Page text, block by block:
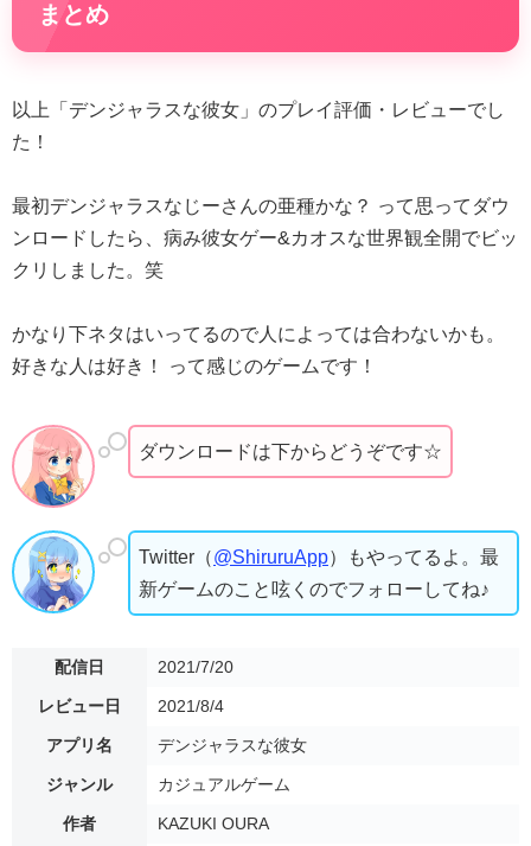
まとめ
以上「デンジャラスな彼女」のプレイ評価・レビューでし
た！
最初デンジャラスなじーさんの亜種かな？ って思ってダウ
ンロードしたら、病み彼女ゲー&カオスな世界観全開でビッ
クリしました。笑
かなり下ネタはいってるので人によっては合わないかも。
好きな人は好き！ って感じのゲームです！
ダウンロードは下からどうぞです☆
Twitter（@ShiruruApp）もやってるよ。最
新ゲームのこと呟くのでフォローしてね♪
配信日 2021/7/20
レビュー日 2021/8/4
アプリ名 デンジャラスな彼女
ジャンル カジュアルゲーム
作者 KAZUKI OURA